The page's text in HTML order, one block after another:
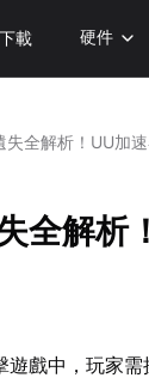
下載 硬件
全解析！UU加
全解析
戲中，玩家